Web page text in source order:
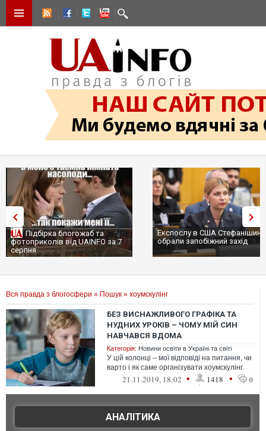
Підбірка блогожаб та
фотоприколів від UAINFO за 7
серпня
Експослу в США
обрали запобіжний захід
Вся правда з блогосфери » Пошук » хоумскулінг
БЕЗ ВИСНАЖЛИВОГО ГРАФІКА ТА
НУДНИХ УРОКІВ – ЧОМУ МІЙ СИН
НАВЧАВСЯ ВДОМА
Категорія: Новини освіти в Україні та світі
У цій колонці – мої відповіді на питання, чи
варто і як саме організувати хоумскулінг.
21.11.2019, 18:02 • 1418 • 0
АНАЛІТИКА